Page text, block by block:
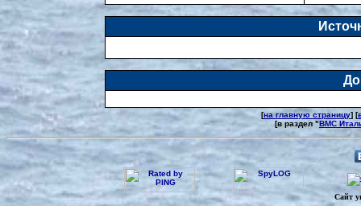
[на главную страницу] [
[в раздел "ВМС
Сайт